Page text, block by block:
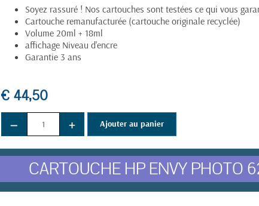
(5 avis)
Soyez rassuré ! Nos cartouches sont testées ce qui vous
Cartouche remanufacturée (cartouche originale recyclée)
Volume 20ml + 18ml
affichage Niveau d'encre
Garantie 3 ans
€ 44,50
− + Ajouter au panier
CARTOUCHE HP ENVY PHOTO